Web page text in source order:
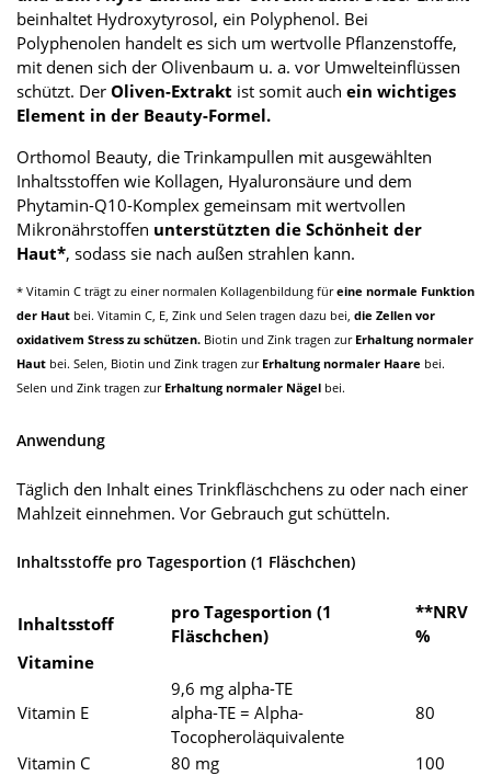
beinhaltet Hydroxytyrosol, ein Polyphenol. Bei
Polyphenolen handelt es sich um wertvolle Pflanzenstoffe,
mit denen sich der Olivenbaum u. a. vor Umwelteinflüssen
schützt. Der Oliven-Extrakt ist somit auch ein wichtiges
Element in der Beauty-Formel.
Orthomol Beauty, die Trinkampullen mit ausgewählten
Inhaltsstoffen wie Kollagen, Hyaluronsäure und dem
Phytamin-Q10-Komplex gemeinsam mit wertvollen
Mikronährstoffen unterstützten die Schönheit der
Haut*, sodass sie nach außen strahlen kann.
* Vitamin C trägt zu einer normalen Kollagenbildung füreine normale Funktion
der Haut bei. Vitamin C, E, Zink und Selen tragen dazu bei, die Zellen vor
oxidativem Stress zu schützen. Biotin und Zink tragen zur Erhaltung normaler
Haut bei. Selen, Biotin und Zink tragen zur Erhaltung normaler Haare bei.
Selen und Zink tragen zur Erhaltung normaler Nägel bei.
Anwendung
Täglich den Inhalt eines Trinkfläschchens zu oder nach einer
Mahlzeit einnehmen. Vor Gebrauch gut schütteln.
Inhaltsstoffe pro Tagesportion (1 Fläschchen)
Inhaltsstoff
pro Tagesportion (1
Fläschchen)
**NRV
%
Vitamine
Vitamin E
9,6 mg alpha-TE
alpha-TE = Alpha-
Tocopheroläquivalente
80
Vitamin C 80 mg
100